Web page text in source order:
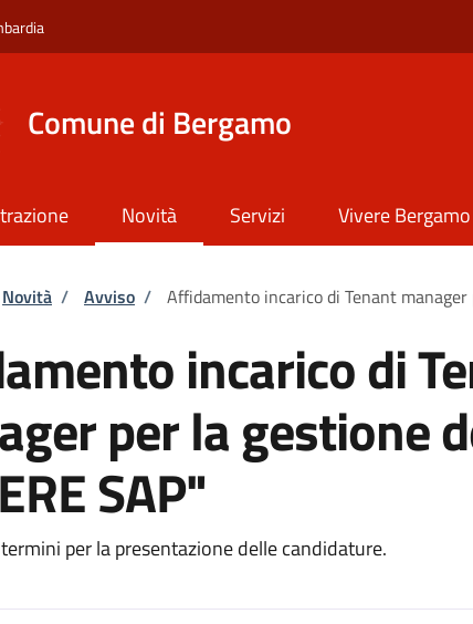
Comune di Bergamo
Novità Servizi Vivere Bergamo
di pane
Novità / Avviso / Affidamento incarico di Tenant
incarico di
per la gestione
SAP"
per la presentazione delle candidature.